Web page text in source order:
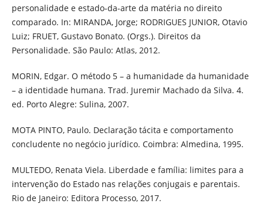
personalidade e estado-da-arte da matéria no direito
comparado. In: MIRANDA, Jorge; RODRIGUES JUNIOR, Otavio
Luiz; FRUET, Gustavo Bonato. (Orgs.). Direitos da
Personalidade. São Paulo: Atlas, 2012.
MORIN, Edgar. O método 5 – a humanidade da humanidade
– a identidade humana. Trad. Juremir Machado da Silva. 4.
ed. Porto Alegre: Sulina, 2007.
MOTA PINTO, Paulo. Declaração tácita e comportamento
concludente no negócio jurídico. Coimbra: Almedina, 1995.
MULTEDO, Renata Viela. Liberdade e família: limites para a
intervenção do Estado nas relações conjugais e parentais.
Rio de Janeiro: Editora Processo, 2017.